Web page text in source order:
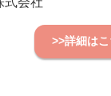
>>詳細は